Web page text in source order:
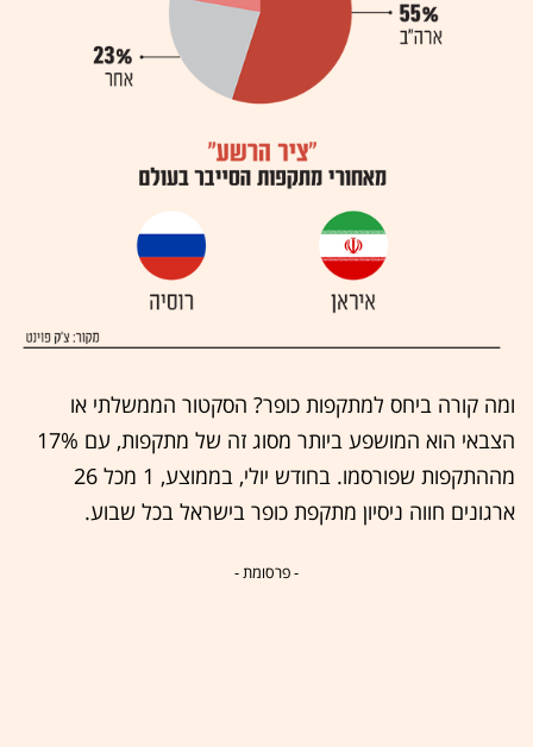
ומה קורה ביחס למתקפות כופר? הסקטור הממשלתי או
הצבאי הוא המושפע ביותר מסוג זה של מתקפות, עם 17%
מההתקפות שפורסמו. בחודש יולי, בממוצע, 1 מכל 26
ארגונים חווה ניסיון מתקפת כופר בישראל בכל שבוע.
- פרסומת -